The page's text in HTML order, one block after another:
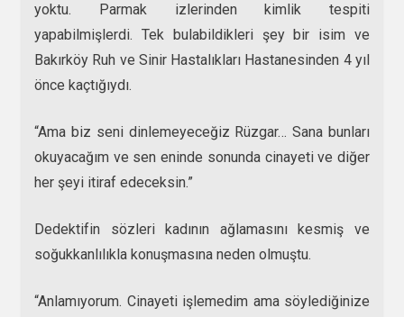
yoktu. Parmak izlerinden kimlik tespiti
yapabilmişlerdi. Tek bulabildikleri şey bir isim ve
Bakırköy Ruh ve Sinir Hastalıkları Hastanesinden 4 yıl
önce kaçtığıydı.
“Ama biz seni dinlemeyeceğiz Rüzgar… Sana bunları
okuyacağım ve sen eninde sonunda cinayeti ve diğer
her şeyi itiraf edeceksin.”
Dedektifin sözleri kadının ağlamasını kesmiş ve
soğukkanlılıkla konuşmasına neden olmuştu.
“Anlamıyorum. Cinayeti işlemedim ama söylediğinize